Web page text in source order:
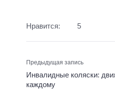
Нравится: 5
Предыдущая запись
Инвалидные коляски:
каждому